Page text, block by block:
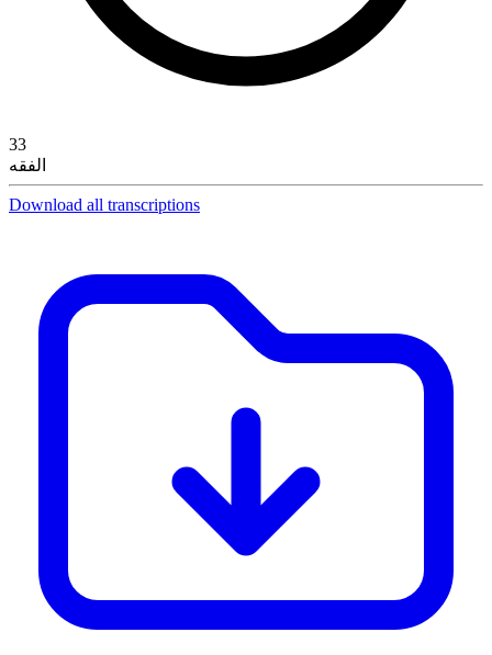
33
الفقه
Download all transcriptions